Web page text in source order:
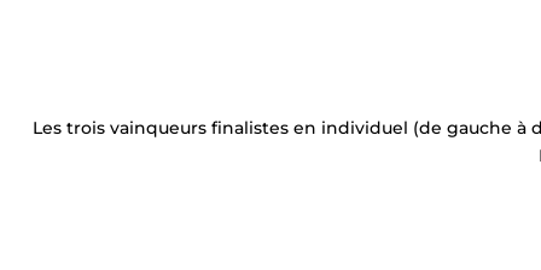
Les trois vainqueurs finalistes en individuel (de gauche à